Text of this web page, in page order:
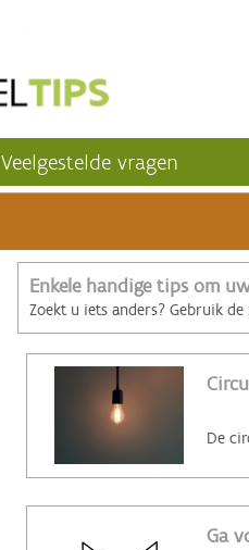
Veelgestelde vragen
Enkele handige tips om
Zoekt u iets anders? Gebruik
Ga